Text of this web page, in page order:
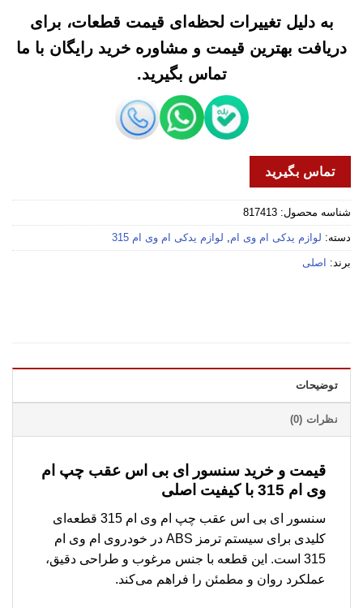
به دلیل تغییرات لحظه‌ای قیمت قطعات، برای
دریافت بهترین قیمت و مشاوره خرید رایگان با ما
تماس بگیرید.
تماس بگیرید
شناسه محصول: 817413
دسته: لوازم یدکی ام وی ام, لوازم یدکی ام وی ام 315
برند: اصلی
توضیحات
نظرات (0)
قیمت و خرید سنسور ای بی اس عقب چپ ام
وی ام 315 با کیفیت اصلی
سنسور ای بی اس عقب چپ ام وی ام 315 قطعه‌ای
کلیدی برای سیستم ترمز ABS در خودروی ام وی ام
315 است. این قطعه با جنس مرغوب و طراحی دقیق،
عملکرد روان و مطمئن را فراهم می‌کند.